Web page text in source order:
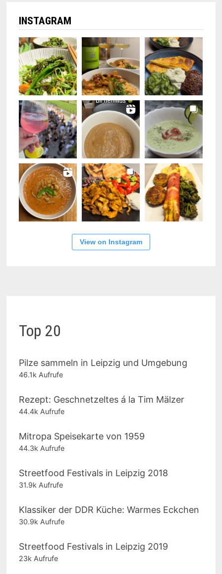
INSTAGRAM
View on Instagram
Top 20
Pilze sammeln in Leipzig und Umgebung
46.1k Aufrufe
Rezept: Geschnetzeltes á la Tim Mälzer
44.4k Aufrufe
Mitropa Speisekarte von 1959
44.3k Aufrufe
Streetfood Festivals in Leipzig 2018
31.9k Aufrufe
Klassiker der DDR Küche: Warmes Eckchen
30.9k Aufrufe
Streetfood Festivals in Leipzig 2019
23k Aufrufe